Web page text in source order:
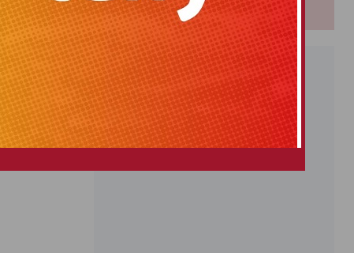
PUBLICIDAD